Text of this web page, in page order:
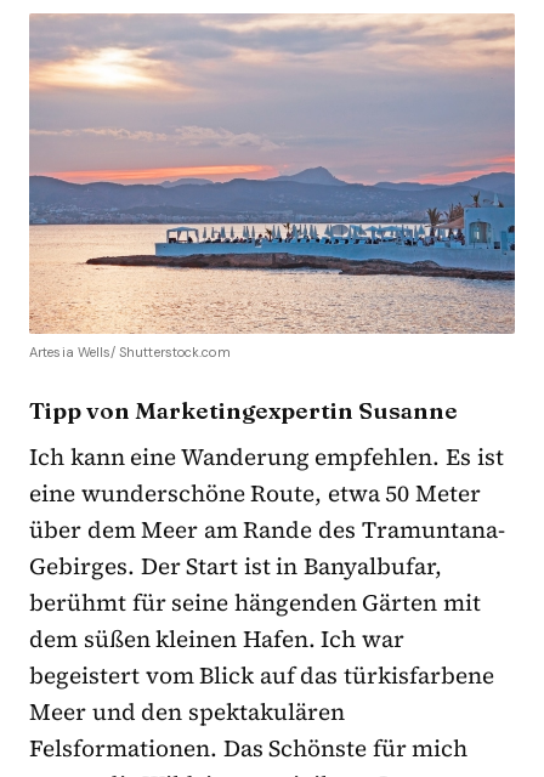
Artesia Wells/ Shutterstock.com
Tipp von Marketingexpertin Susanne
Ich kann eine Wanderung empfehlen. Es ist
eine wunderschöne Route, etwa 50 Meter
über dem Meer am Rande des Tramuntana-
Gebirges. Der Start ist in Banyalbufar,
berühmt für seine hängenden Gärten mit
dem süßen kleinen Hafen. Ich war
begeistert vom Blick auf das türkisfarbene
Meer und den spektakulären
Felsformationen. Das Schönste für mich